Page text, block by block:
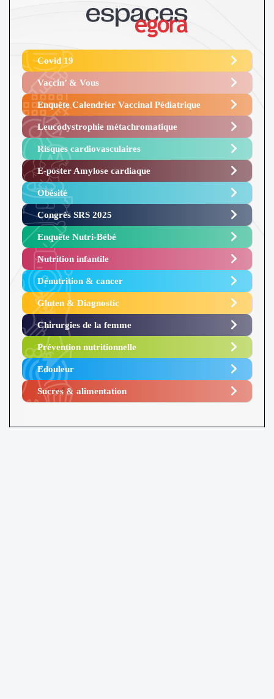
Covid 19
Vaccin’ & Vous
Enquête Calendrier Vaccinal Pédiatrique
Leucodystrophie métachromatique
Risques cardiovasculaires
E-poster Amylose cardiaque ​
Obésité ​
Congrès SRS 2025 ​
Enquête Nutri-Bébé ​
Nutrition infantile
Dénutrition & cancer
Gluten & Diagnostic
Chirurgies de la femme
Prévention nutritionnelle
Edouleur​
Sucres & alimentation​